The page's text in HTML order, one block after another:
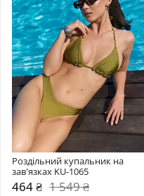
Роздільний купальник на
зав'язках KU-1065
464 ₴ 1 549 ₴